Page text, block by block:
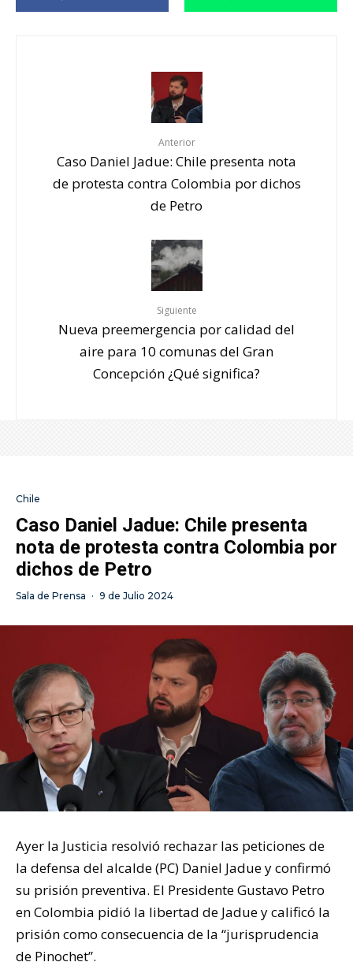
Anterior
Caso Daniel Jadue: Chile presenta nota
de protesta contra Colombia por dichos
de Petro
Siguiente
Nueva preemergencia por calidad del
aire para 10 comunas del Gran
Concepción ¿Qué significa?
Chile
Caso Daniel Jadue: Chile presenta
nota de protesta contra Colombia por
dichos de Petro
Sala de Prensa · 9 de Julio 2024
Ayer la Justicia resolvió rechazar las peticiones de
la defensa del alcalde (PC) Daniel Jadue y confirmó
su prisión preventiva. El Presidente Gustavo Petro
en Colombia pidió la libertad de Jadue y calificó la
prisión como consecuencia de la “jurisprudencia
de Pinochet”.